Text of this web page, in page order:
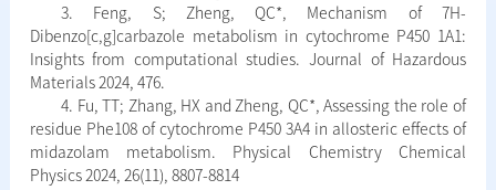
3. Feng, S; Zheng, QC*, Mechanism of 7H-
Dibenzo[c,g]carbazole metabolism in cytochrome P450 1A1:
Insights from computational studies. Journal of Hazardous
Materials 2024, 476.
4. Fu, TT; Zhang, HX and Zheng, QC*, Assessing the role of
residue Phe108 of cytochrome P450 3A4 in allosteric effects of
midazolam metabolism. Physical Chemistry Chemical
Physics 2024, 26(11), 8807-8814